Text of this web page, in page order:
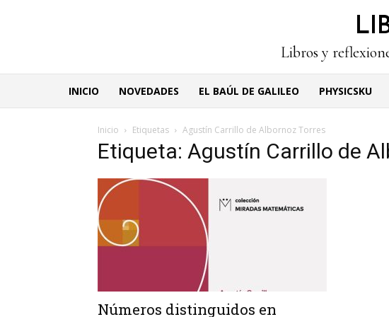
Libros y
INICIO NOVEDADES EL BAÚL DE GALILEO PHYSICSKU
Inicio Etiquetas Agustín Carrillo de Albornoz Torres
Etiqueta: Agustín Carrillo de
Números distinguidos en